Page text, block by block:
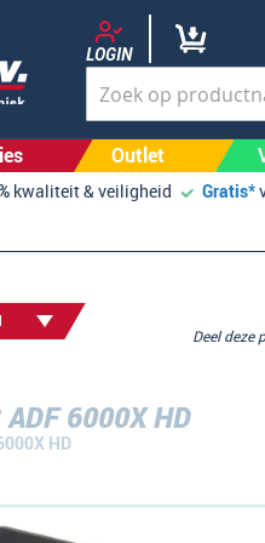
LOGIN
Outlet
kwaliteit & veiligheid Gratis*
ADF 6000X HD
HD
Deel